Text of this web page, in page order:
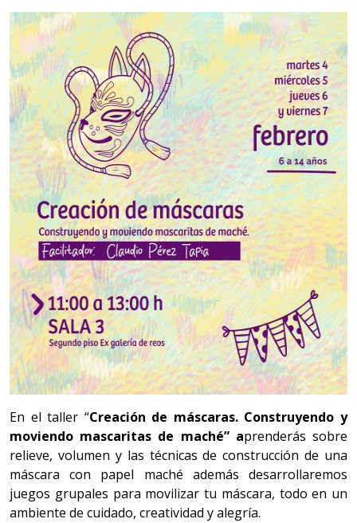
En el taller “Creación de máscaras. Construyendo y
moviendo mascaritas de maché” aprenderás sobre
relieve, volumen y las técnicas de construcción de una
máscara con papel maché además desarrollaremos
juegos grupales para movilizar tu máscara, todo en un
ambiente de cuidado, creatividad y alegría.